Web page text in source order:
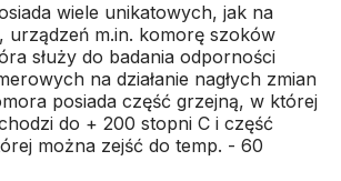
wiele unikatowych, jak na
urządzeń m.in. komorę szoków
służy do badania odporności
na działanie nagłych zmian
posiada część grzejną, w której
do + 200 stopni C i część
można zejść do temp. - 60